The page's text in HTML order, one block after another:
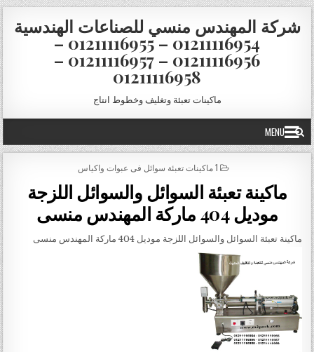
Skip to content
شركة المهندس منسي للصناعات الهندسية
01211116954 – 01211116955 –
01211116956 – 01211116957 –
01211116958
ماكينات تعبئة وتغليف وخطوط انتاج
MENU
POSTED IN1 ماكينات تعبئة سوائل فى عبوات واكياس
ماكينة تعبئة السوائل والسوائل اللزجة
موديل 404 ماركة المهندس منسى
ماكينة تعبئة السوائل والسوائل اللزجة موديل 404 ماركة المهندس منسى